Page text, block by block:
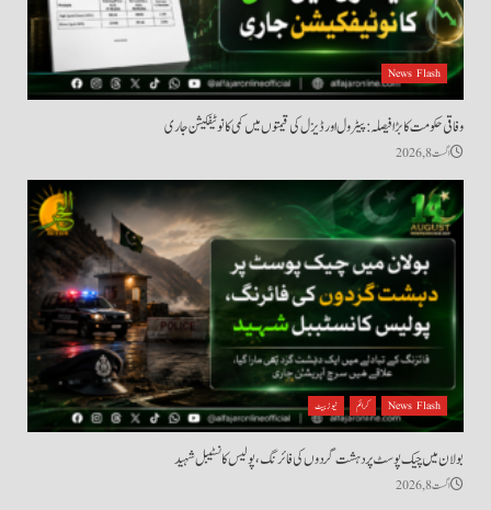
News Flash
وفاقی حکومت کا بڑا فیصلہ: پیٹرول اور ڈیزل کی قیمتوں میں کمی کا نوٹیفکیشن جاری
اگست 8, 2026
News Flash کرائم نیوز بیٹ
بولان میں چیک پوسٹ پر دہشت گردوں کی فائرنگ، پولیس کانسٹیبل شہید
اگست 8, 2026